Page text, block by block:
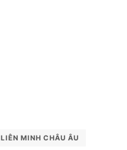
LIÊN MINH CHÂU ÂU